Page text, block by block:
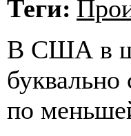
Теги:
В США в
буквально
по